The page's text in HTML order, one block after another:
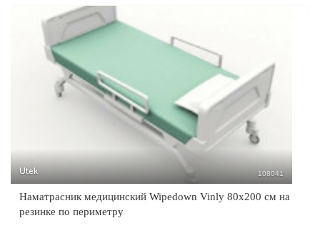
Изображениями
Utek 108041
Наматрасник медицинский Wipedown Vinly 80x200 см на
резинке по периметру